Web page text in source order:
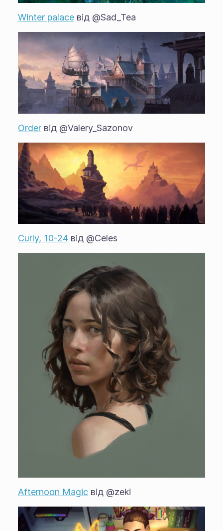
Winter palaceвід @Sad_Tea
Orderвід @Valery_Sazonov
Curly, 10-24 від @Celes
Afternoon Magicвід @zeki